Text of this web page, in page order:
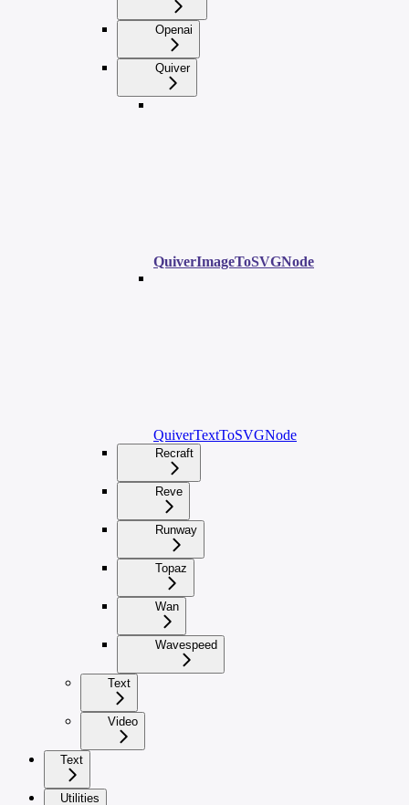
Openai
Quiver
QuiverImageToSVGNode
QuiverTextToSVGNode
Recraft
Reve
Runway
Topaz
Wan
Wavespeed
Text
Video
Text
Utilities